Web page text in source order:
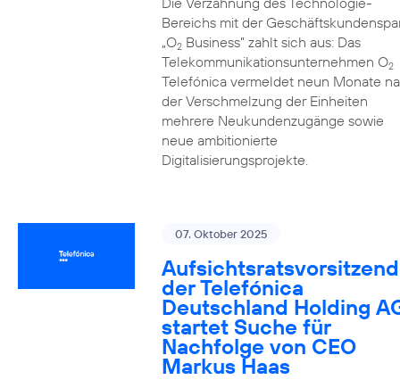
Bereichs mit der
„O2Business” zahlt sich aus: Das
Telekommunikationsunternehmen O2
Telefónica vermeldet neun Monate
der Verschmelzung der Einheiten
mehrere Neukundenzugänge sowie
neue ambitionierte
Digitalisierungsprojekte.
07. Oktober 2025
der Telefónica
Deutschland Holding
startet Suche für
Nachfolge von CEO
Markus Haas